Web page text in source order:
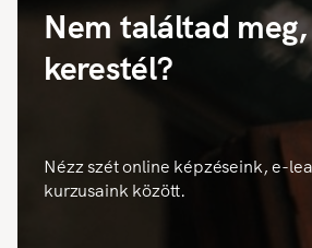
Nem találtad
kerestél?
Nézz szét online képzéseink, e-
kurzusaink között.